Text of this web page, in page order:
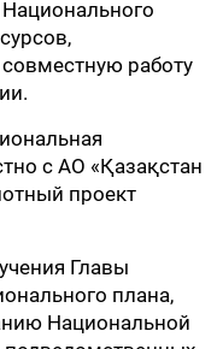
работу
с АО «Қазақстан
проект
Главы
плана,
Национальной